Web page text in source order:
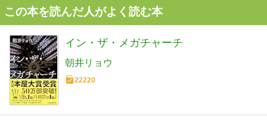
この本を読んだ人がよく読む本
イン・ザ・メガチャーチ
朝井リョウ
22220